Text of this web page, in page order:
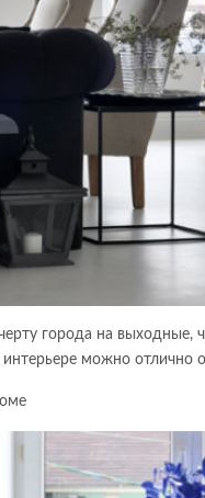
города на выходные,
можно отлично